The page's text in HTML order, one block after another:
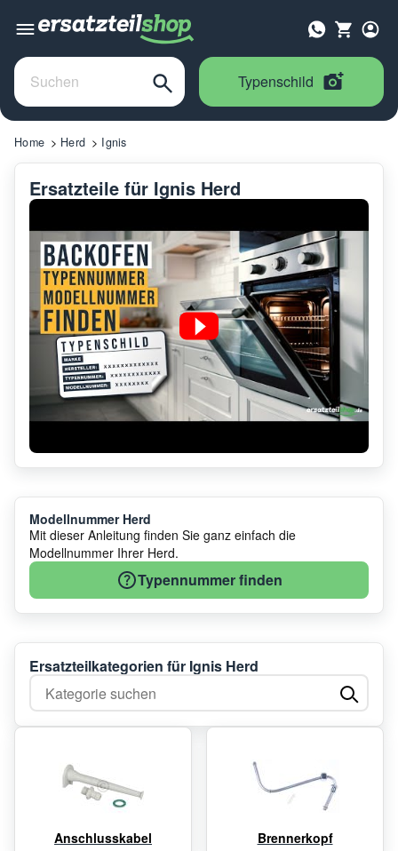
Typenschild
Home Herd Ignis
Ersatzteile für Ignis Herd
Modellnummer Herd
Mit dieser Anleitung finden Sie ganz einfach die
Modellnummer Ihrer Herd.
Typennummer finden
Ersatzteilkategorien für Ignis Herd
Kategorie suchen
Anschlusskabel Brennerkopf